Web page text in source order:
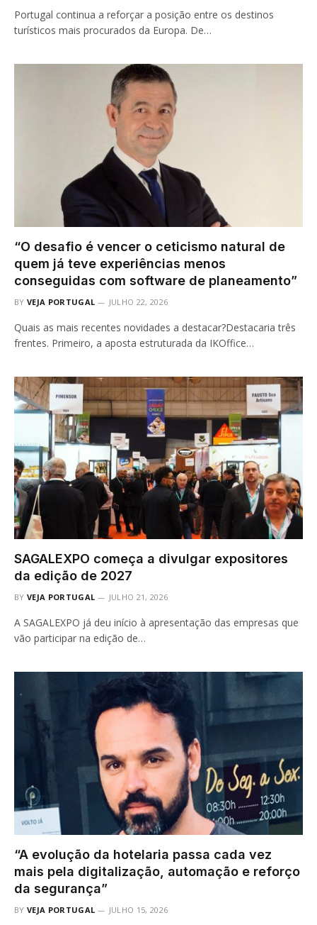
Portugal continua a reforçar a posição entre os destinos
turísticos mais procurados da Europa. De…
“O desafio é vencer o ceticismo natural de
quem já teve experiências menos
conseguidas com software de planeamento”
BY VEJA PORTUGAL JULHO 22, 2026
Quais as mais recentes novidades a destacar?Destacaria três
frentes. Primeiro, a aposta estruturada da IKOffice…
SAGALEXPO começa a divulgar expositores
da edição de 2027
BY VEJA PORTUGAL JULHO 21, 2026
A SAGALEXPO já deu início à apresentação das empresas que
vão participar na edição de…
“A evolução da hotelaria passa cada vez
mais pela digitalização, automação e reforço
da segurança”
BY VEJA PORTUGAL JULHO 15, 2026